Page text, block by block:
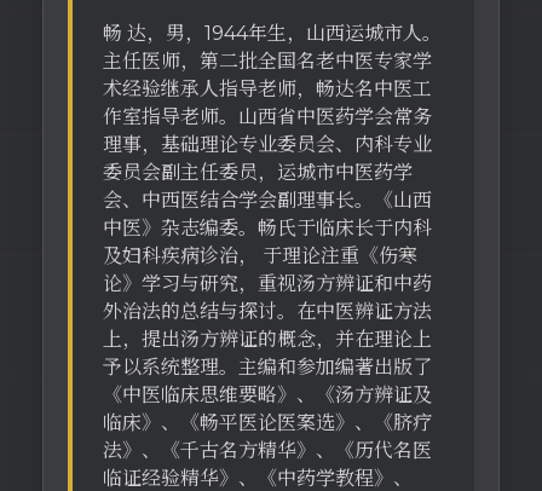
畅 达，男，1944年生，山西运城市人。
主任医师，第二批全国名老中医专家学
术经验继承人指导老师，畅达名中医工
作室指导老师。山西省中医药学会常务
理事，基础理论专业委员会、内科专业
委员会副主任委员，运城市中医药学
会、中西医结合学会副理事长。《山西
中医》杂志编委。畅氏于临床长于内科
及妇科疾病诊治， 于理论注重《伤寒
论》学习与研究，重视汤方辨证和中药
外治法的总结与探讨。在中医辨证方法
上，提出汤方辨证的概念，并在理论上
予以系统整理。主编和参加编著出版了
《中医临床思维要略》、《汤方辨证及
临床》、《畅平医论医案选》、《脐疗
法》、《千古名方精华》、《历代名医
临证经验精华》、《中药学教程》、